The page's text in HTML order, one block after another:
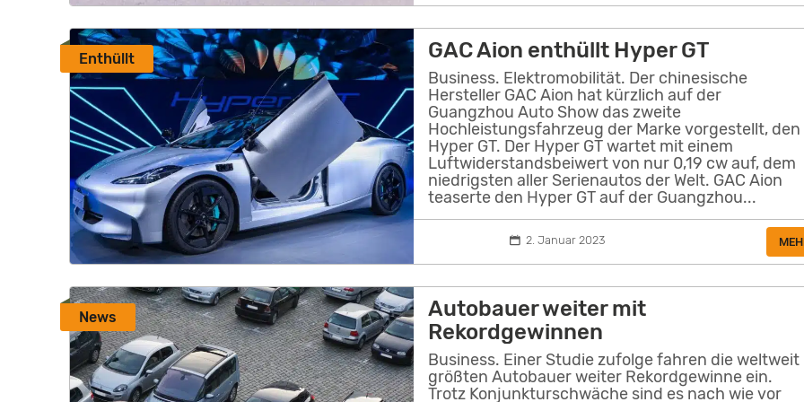
GAC Aion enthüllt Hyper GT
Business. Elektromobilität. Der chinesische
Hersteller GAC Aion hat kürzlich auf der
Guangzhou Auto Show das zweite
Hochleistungsfahrzeug der Marke vorgestellt, den
Hyper GT. Der Hyper GT wartet mit einem
Luftwiderstandsbeiwert von nur 0,19 cw auf, dem
niedrigsten aller Serienautos der Welt. GAC Aion
teaserte den Hyper GT auf der Guangzhou...
2. Januar 2023
Enthüllt
Autobauer weiter mit
Rekordgewinnen
Business. Einer Studie zufolge fahren die weltweit
größten Autobauer weiter Rekordgewinne ein.
Trotz Konjunkturschwäche sind es nach wie vor
News